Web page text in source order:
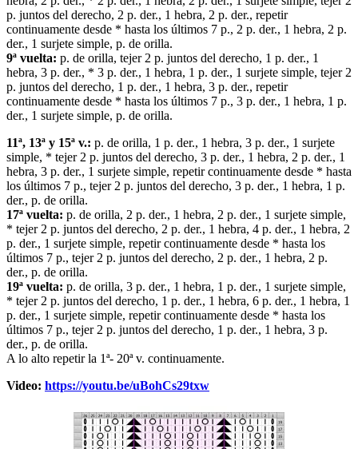
p. juntos del derecho, 2 p. der., 1 hebra, 2 p. der., repetir
continuamente desde * hasta los últimos 7 p., 2 p. der., 1 hebra, 2 p.
der., 1 surjete simple, p. de orilla.
9ª vuelta: p. de orilla, tejer 2 p. juntos del derecho, 1 p. der., 1
hebra, 3 p. der., * 3 p. der., 1 hebra, 1 p. der., 1 surjete simple, tejer 2
p. juntos del derecho, 1 p. der., 1 hebra, 3 p. der., repetir
continuamente desde * hasta los últimos 7 p., 3 p. der., 1 hebra, 1 p.
der., 1 surjete simple, p. de orilla.
11ª, 13ª y 15ª v.: p. de orilla, 1 p. der., 1 hebra, 3 p. der., 1 surjete
simple, * tejer 2 p. juntos del derecho, 3 p. der., 1 hebra, 2 p. der., 1
hebra, 3 p. der., 1 surjete simple, repetir continuamente desde * hasta
los últimos 7 p., tejer 2 p. juntos del derecho, 3 p. der., 1 hebra, 1 p.
der., p. de orilla.
17ª vuelta: p. de orilla, 2 p. der., 1 hebra, 2 p. der., 1 surjete simple,
* tejer 2 p. juntos del derecho, 2 p. der., 1 hebra, 4 p. der., 1 hebra, 2
p. der., 1 surjete simple, repetir continuamente desde * hasta los
últimos 7 p., tejer 2 p. juntos del derecho, 2 p. der., 1 hebra, 2 p.
der., p. de orilla.
19ª vuelta: p. de orilla, 3 p. der., 1 hebra, 1 p. der., 1 surjete simple,
* tejer 2 p. juntos del derecho, 1 p. der., 1 hebra, 6 p. der., 1 hebra, 1
p. der., 1 surjete simple, repetir continuamente desde * hasta los
últimos 7 p., tejer 2 p. juntos del derecho, 1 p. der., 1 hebra, 3 p.
der., p. de orilla.
A lo alto repetir la 1ª- 20ª v. continuamente.
Video: https://youtu.be/uBohCs29txw